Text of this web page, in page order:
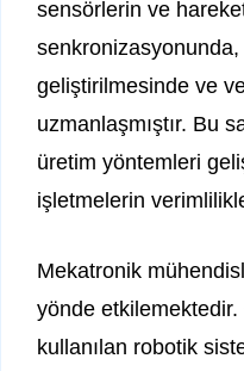
sensörlerin ve
geliştirilmesinde ve
uzmanlaşmıştır. Bu
üretim yöntemleri
işletmelerin
Mekatronik
yönde
kullanılan robotik